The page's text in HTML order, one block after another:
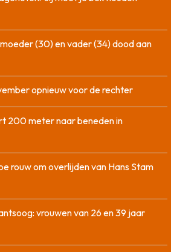
(30) en vader (34) dood aan
opnieuw voor de rechter
200 meter naar beneden in
rouw om overlijden van Hans Stam
vrouwen van 26 en 39 jaar